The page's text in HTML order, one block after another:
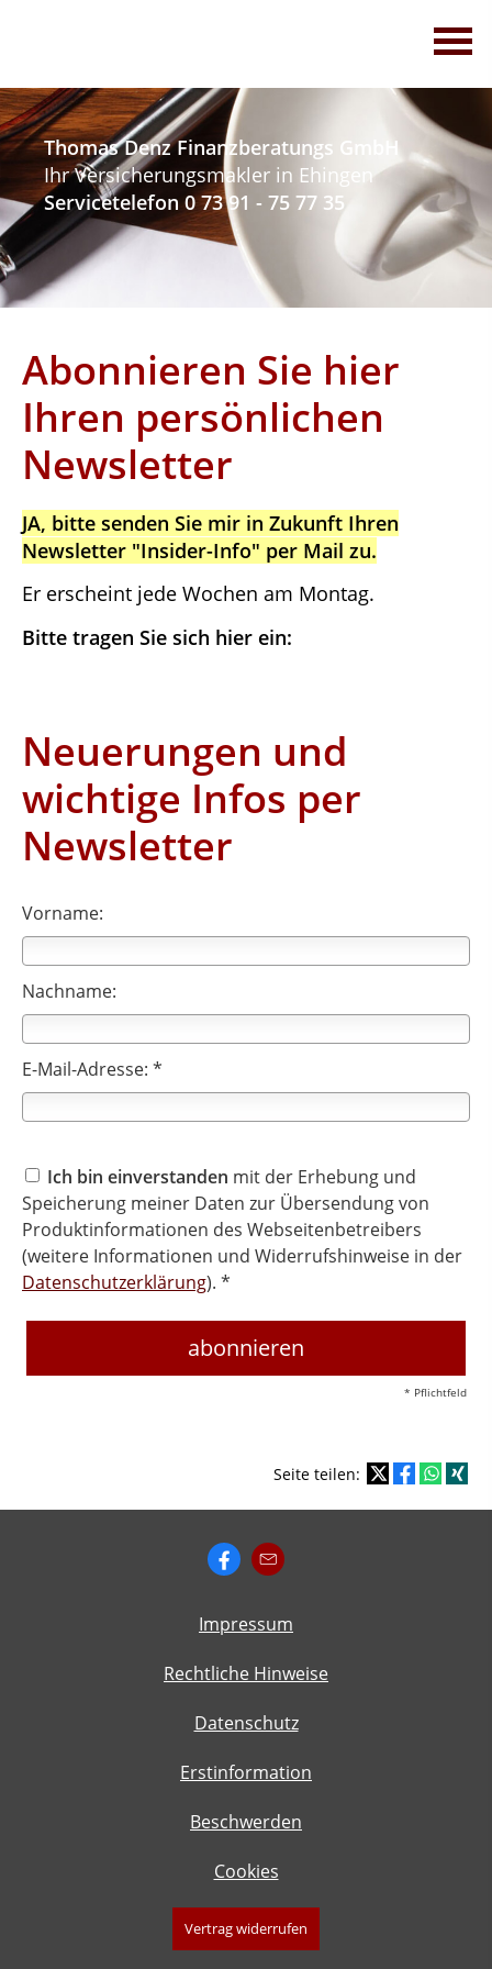
Thomas Denz Finanzberatungs GmbH
Ihr Versicherungsmakler in Ehingen
Servicetelefon 0 73 91 - 75 77 35
Abonnieren Sie hier
Ihren persönlichen
Newsletter
JA, bitte senden Sie mir in Zukunft Ihren
Newsletter "Insider-Info" per Mail zu.
Er erscheint jede Wochen am Montag.
Bitte tragen Sie sich hier ein:
Neuerungen und
wichtige Infos per
Newsletter
Vorname:
Nachname:
E-Mail-Adresse: *
Ich bin einverstanden mit der Erhebung und
Speicherung meiner Daten zur Übersendung von
Produktinformationen des Webseitenbetreibers
(weitere Informationen und Widerrufshinweise in der
Datenschutzerklärung). *
* Pflichtfeld
Seite teilen:
Impressum
Rechtliche Hinweise
Datenschutz
Erstinformation
Beschwerden
Cookies
Vertrag widerrufen